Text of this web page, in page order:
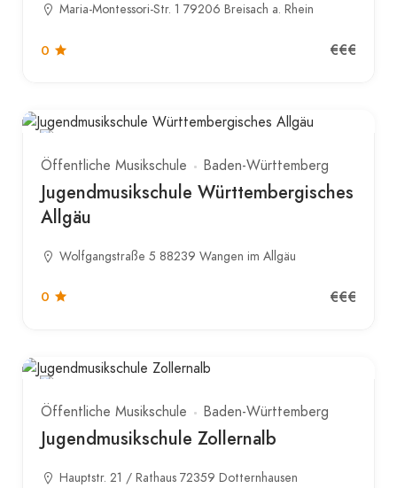
Maria-Montessori-Str. 1 79206 Breisach a. Rhein
0 €€€
Öffentliche Musikschule Baden-Württemberg
Jugendmusikschule Württembergisches
Allgäu
Wolfgangstraße 5 88239 Wangen im Allgäu
0 €€€
Öffentliche Musikschule Baden-Württemberg
Jugendmusikschule Zollernalb
Hauptstr. 21 / Rathaus 72359 Dotternhausen